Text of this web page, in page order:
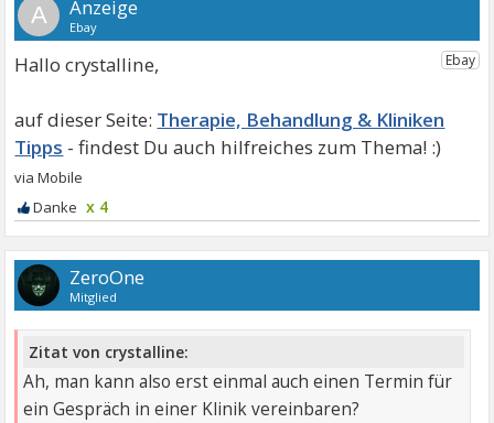
A
Hallo crystalline,
Therapie, Behandlung & Kliniken
Tipps
x 4
ZeroOne
Mitglied
Zitat von crystalline:
Ah, man kann also erst einmal auch einen Termin für
ein Gespräch in einer Klinik vereinbaren?